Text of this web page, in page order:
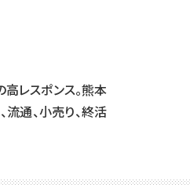
レスポンス。熊本
流通、小売り、終活